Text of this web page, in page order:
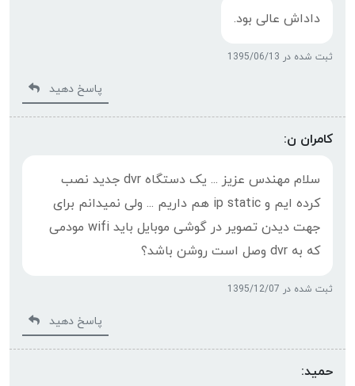
داداش عالی بود.
ثبت شده در 1395/06/13
پاسخ دهید
کامران ن:
سلام مهندس عزیز ... یک دستگاه dvr جدید نصب
کرده ایم و ip static هم داریم ... ولی نمیدانم برای
جهت دیدن تصویر در گوشی موبایل باید wifi مودمی
که به dvr وصل است روشن باشد؟
ثبت شده در 1395/12/07
پاسخ دهید
حمید: